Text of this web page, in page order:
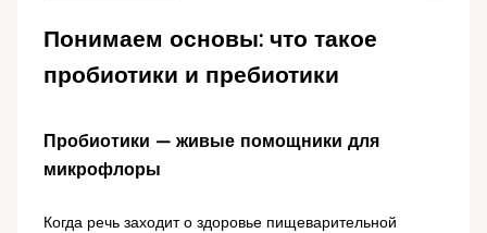
Понимаем основы: что такое
пробиотики и пребиотики
Пробиотики — живые помощники для
микрофлоры
Когда речь заходит о здоровье пищеварительной